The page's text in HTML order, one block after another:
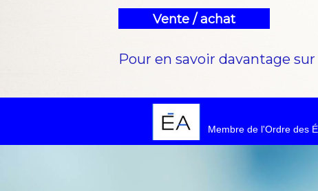
Vente / achat
Pour en savoir davantage
Membre de l'Ordre des